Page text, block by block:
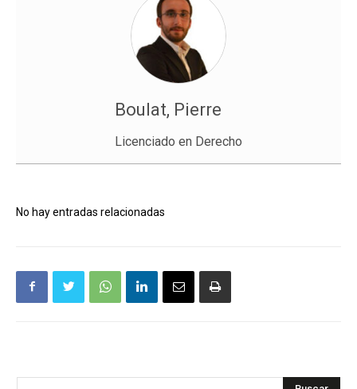
Boulat, Pierre
Licenciado en Derecho
No hay entradas relacionadas